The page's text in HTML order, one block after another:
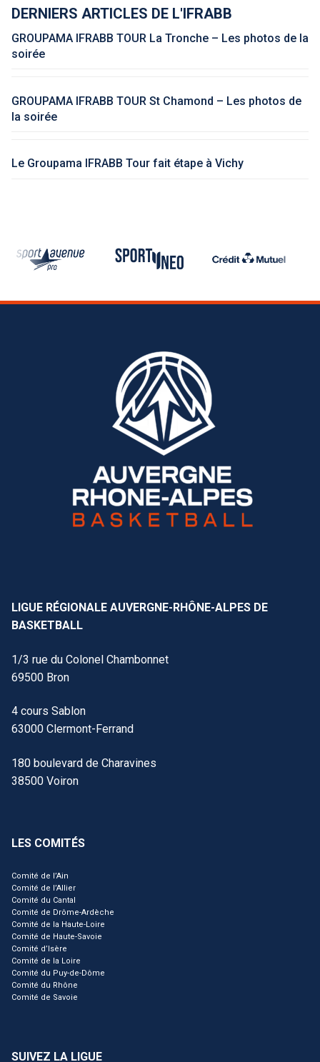
DERNIERS ARTICLES DE L'IFRABB
GROUPAMA IFRABB TOUR La Tronche – Les photos de la
soirée
GROUPAMA IFRABB TOUR St Chamond – Les photos de
la soirée
Le Groupama IFRABB Tour fait étape à Vichy
LIGUE RÉGIONALE AUVERGNE-RHÔNE-ALPES DE
BASKETBALL
1/3 rue du Colonel Chambonnet
69500 Bron
4 cours Sablon
63000 Clermont-Ferrand
180 boulevard de Charavines
38500 Voiron
LES COMITÉS
Comité de l’Ain
Comité de l’Allier
Comité du Cantal
Comité de Drôme-Ardèche
Comité de la Haute-Loire
Comité de Haute-Savoie
Comité d’Isère
Comité de la Loire
Comité du Puy-de-Dôme
Comité du Rhône
Comité de Savoie
SUIVEZ LA LIGUE